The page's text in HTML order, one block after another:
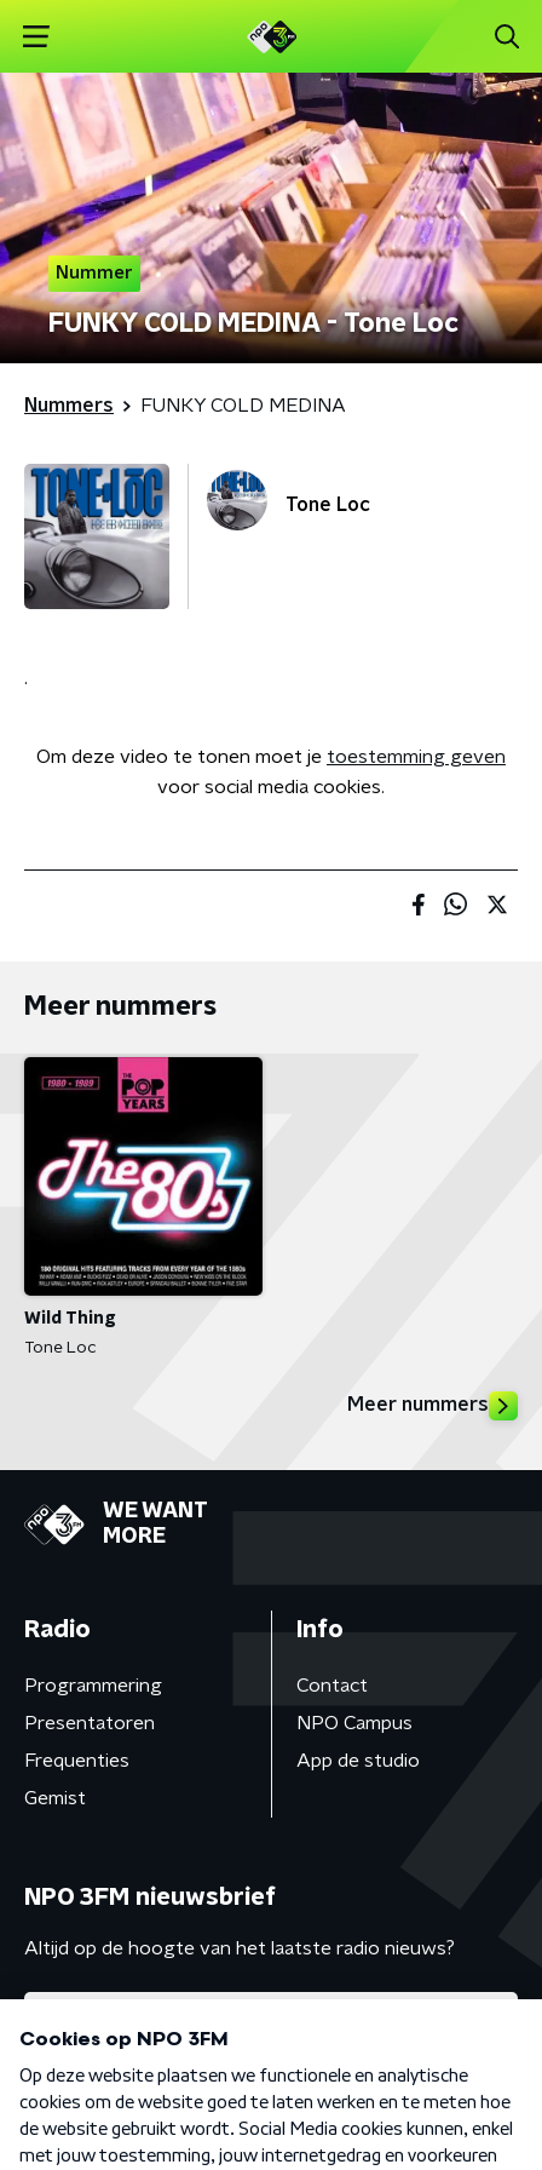
Nummer
FUNKY COLD MEDINA - Tone Loc
Nummers FUNKY COLD MEDINA
Tone Loc
.
Om deze video te tonen moet je toestemming geven
voor social media cookies.
Meer nummers
Wild Thing
Tone Loc
Meer nummers
WE WANT
MORE
Radio
Programmering
Presentatoren
Frequenties
Gemist
Info
Contact
NPO Campus
App de studio
NPO 3FM nieuwsbrief
Altijd op de hoogte van het laatste radio nieuws?
Algemene voorwaarden Privacybeleid